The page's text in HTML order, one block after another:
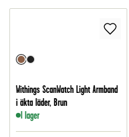
Withings ScanWatch Light Armband
i äkta läder, Brun
I lager